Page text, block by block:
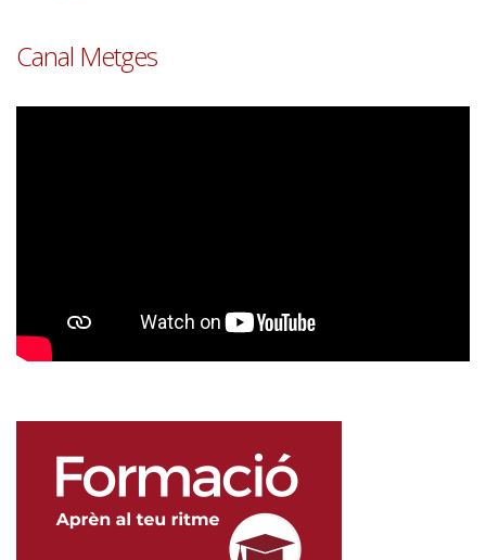
Canal Metges